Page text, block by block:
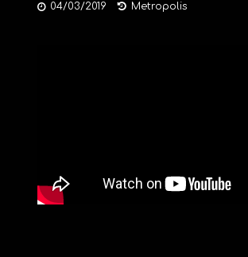
04/03/2019 Metropolis